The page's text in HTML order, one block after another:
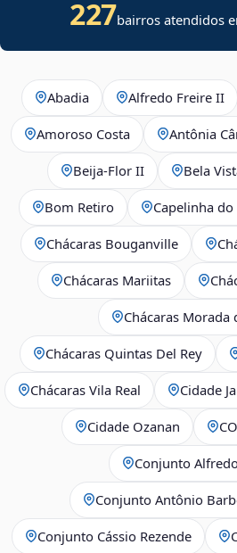
227bairros atendidos
Abadia Alfredo Freire II
Amoroso Costa Antônia
Beija‑Flor II Bela
Bom Retiro Capelinha
Chácaras Bouganville
Chácaras Mariitas
Chácaras Morada
Chácaras Quintas Del Rey
Chácaras Vila Real Cidade
Cidade Ozanan
Conjunto
Conjunto Antônio
Conjunto Cássio Rezende